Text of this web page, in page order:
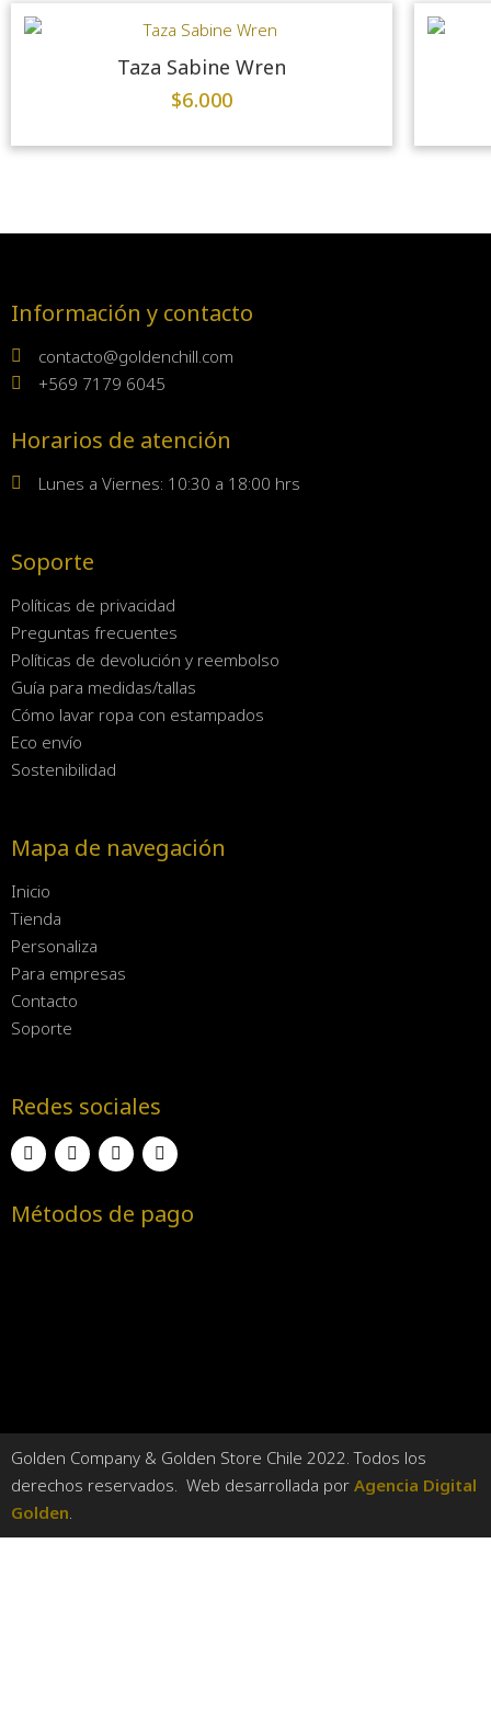
Taza Sabine Wren
$6.000
Información y contacto
contacto@goldenchill.com
+569 7179 6045
Horarios de atención
Lunes a Viernes: 10:30 a 18:00 hrs
Soporte
Políticas de privacidad
Preguntas frecuentes
Políticas de devolución y reembolso
Guía para medidas/tallas
Cómo lavar ropa con estampados
Eco envío
Sostenibilidad
Mapa de navegación
Inicio
Tienda
Personaliza
Para empresas
Contacto
Soporte
Redes sociales
Métodos de pago
Golden Company & Golden Store Chile 2022. Todos los
derechos reservados. Web desarrollada por Agencia Digital
Golden